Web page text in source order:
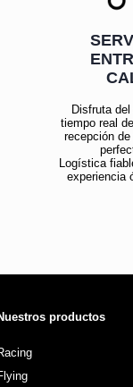
Disfruta
tiempo real
recepción
Logística
experiencia
productos